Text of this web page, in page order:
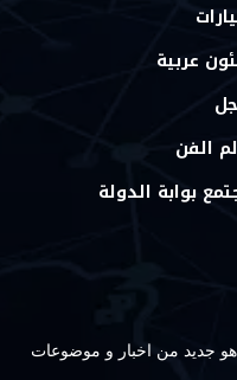
عربية
الفن
بوابة الدولة
جديد من اخبار و موضوعات